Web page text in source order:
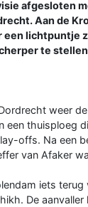
afgesloten
Aan de
een lichtpuntje
te
weer
een thuisploeg
offs. Na een
van Afaker
iets terug
De